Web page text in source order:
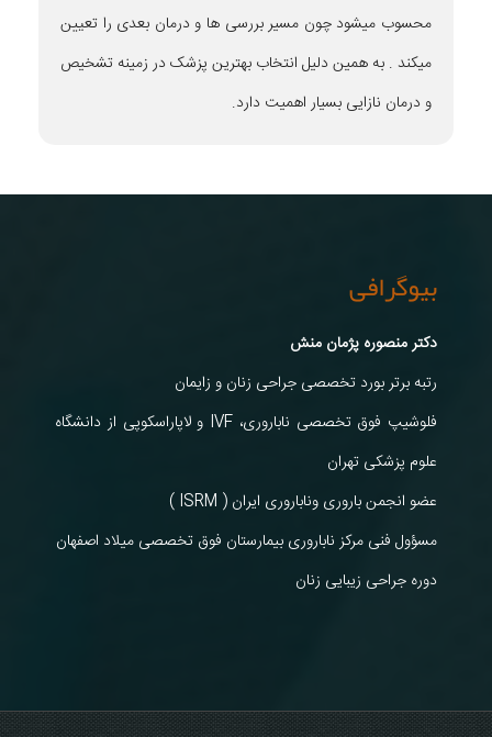
محسوب میشود چون مسیر بررسی ها و درمان بعدی را تعیین
میکند . به همین دلیل انتخاب بهترین پزشک در زمینه تشخیص
و درمان نازایی بسیار اهمیت دارد.
بیوگرافی
دکتر منصوره پژمان منش
رتبه برتر بورد تخصصی جراحی زنان و زایمان
فلوشیپ فوق تخصصی ناباروری، IVF و لاپاراسکوپی از دانشگاه
علوم پزشکی تهران
عضو انجمن باروری وناباروری ایران ( ISRM )
مسؤول فنی مرکز ناباروری بیمارستان فوق تخصصی میلاد اصفهان
دوره جراحی زیبایی زنان